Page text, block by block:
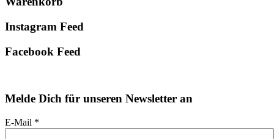
Sidebar
Instagram Feed
Facebook Feed
Melde Dich für unseren Newsletter an
E-Mail *